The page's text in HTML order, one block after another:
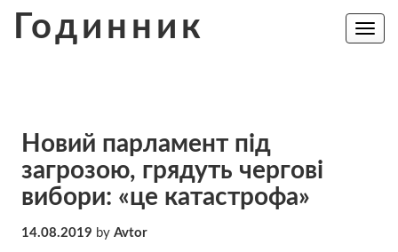
Годинник
Toggle
Новий парламент під
загрозою, грядуть чергові
вибори: «це катастрофа»
14.08.2019 by Avtor